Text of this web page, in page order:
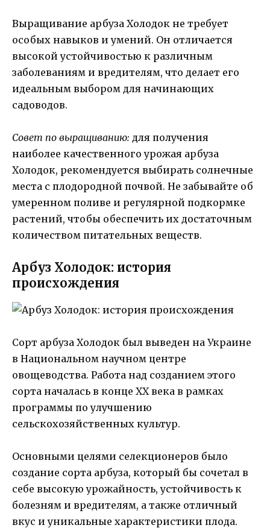
Выращивание арбуза Холодок не требует
особых навыков и умений. Он отличается
высокой устойчивостью к различным
заболеваниям и вредителям, что делает его
идеальным выбором для начинающих
садоводов.
Совет по выращиванию: для получения
наиболее качественного урожая арбуза
Холодок, рекомендуется выбирать солнечные
места с плодородной почвой. Не забывайте об
умеренном поливе и регулярной подкормке
растений, чтобы обеспечить их достаточным
количеством питательных веществ.
Арбуз Холодок: история
происхождения
Сорт арбуза Холодок был выведен на Украине
в Национальном научном центре
овощеводства. Работа над созданием этого
сорта началась в конце ХХ века в рамках
программы по улучшению
сельскохозяйственных культур.
Основными целями селекционеров было
создание сорта арбуза, который бы сочетал в
себе высокую урожайность, устойчивость к
болезням и вредителям, а также отличный
вкус и уникальные характеристики плода.